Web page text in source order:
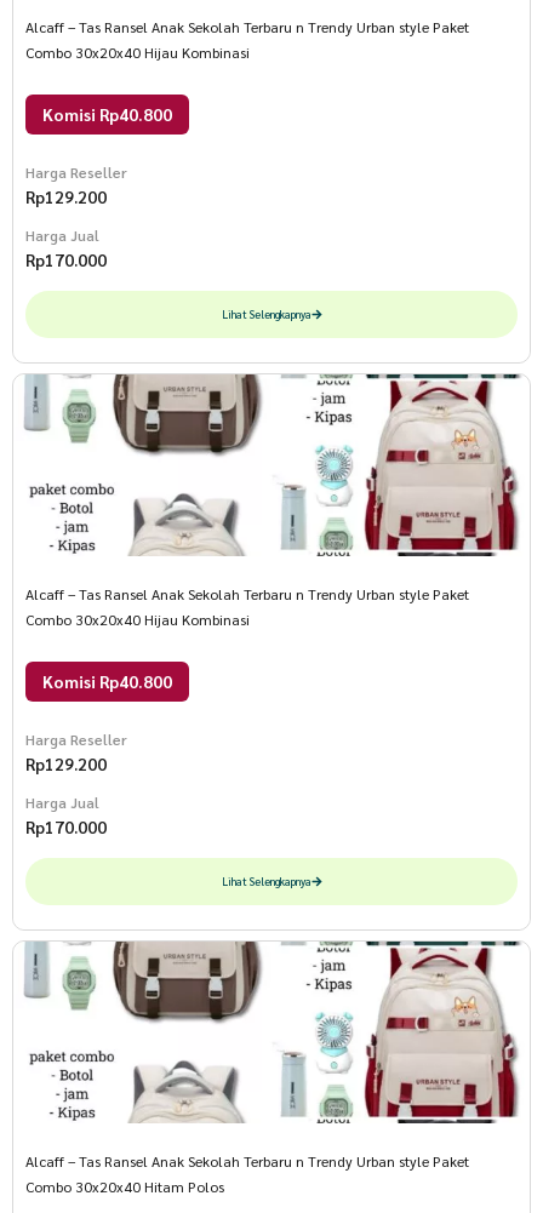
Alcaff – Tas Ransel Anak Sekolah Terbaru n Trendy Urban style Paket
Combo 30x20x40 Hijau Kombinasi
Komisi Rp40.800
Harga Reseller
Rp129.200
Harga Jual
Rp170.000
Lihat Selengkapnya
Alcaff – Tas Ransel Anak Sekolah Terbaru n Trendy Urban style Paket
Combo 30x20x40 Hijau Kombinasi
Komisi Rp40.800
Harga Reseller
Rp129.200
Harga Jual
Rp170.000
Lihat Selengkapnya
Alcaff – Tas Ransel Anak Sekolah Terbaru n Trendy Urban style Paket
Combo 30x20x40 Hitam Polos